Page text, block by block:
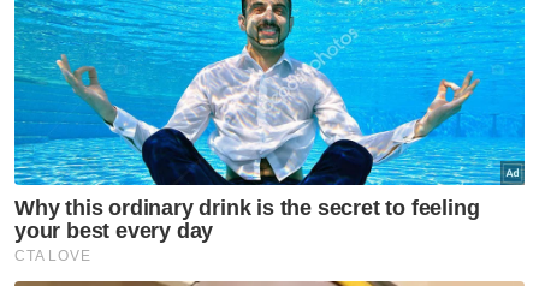
Masuk | Daftar VPoints: 0
Arab Saudi
Gaza
Palestin